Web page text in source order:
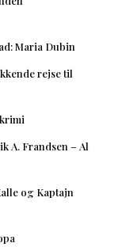
Maria Dubin
rejse til
A. Frandsen – Al
og Kaptajn